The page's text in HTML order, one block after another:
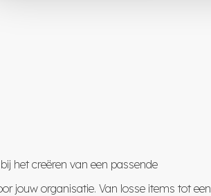
het creëren van een passende
jouw organisatie. Van losse items tot een